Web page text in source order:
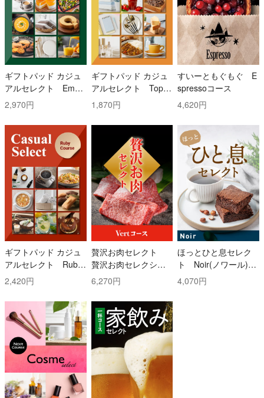
ギフトパッド カジュ
アルセレクト Emer
ald(エメラルド)コー
ス
2,970円
ギフトパッド カジュ
アルセレクト Topaz
(トパーズ)コース
1,870円
すいーともぐもぐ E
spressoコース
4,620円
ギフトパッド カジュ
アルセレクト Ruby
(ルビー)コース
2,420円
贅沢お肉セレクト
贅沢お肉セレクショ
ン 5000円コース
6,270円
ほっとひと息セレク
ト Noir(ノワール)コ
ース
4,070円